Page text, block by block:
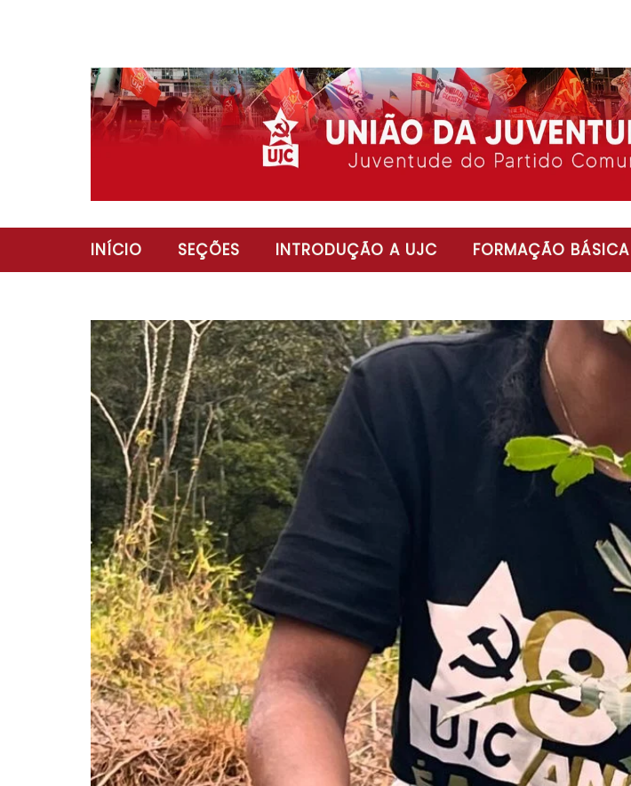
INÍCIO SEÇÕES INTRODUÇÃO A UJC FORMAÇÃO BÁSICA